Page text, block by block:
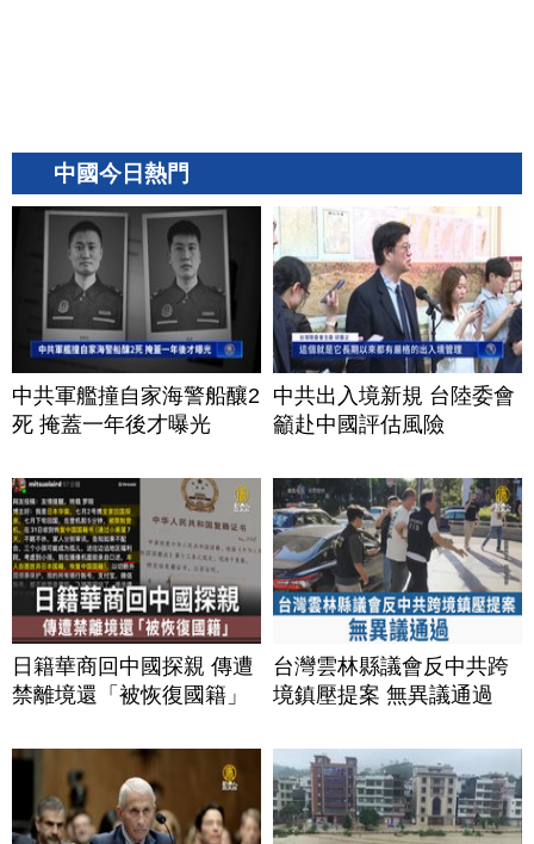
中國今日熱門
中共軍艦撞自家海警船釀2
死 掩蓋一年後才曝光
中共出入境新規 台陸委會
籲赴中國評估風險
日籍華商回中國探親 傳遭
禁離境還「被恢復國籍」
台灣雲林縣議會反中共跨
境鎮壓提案 無異議通過